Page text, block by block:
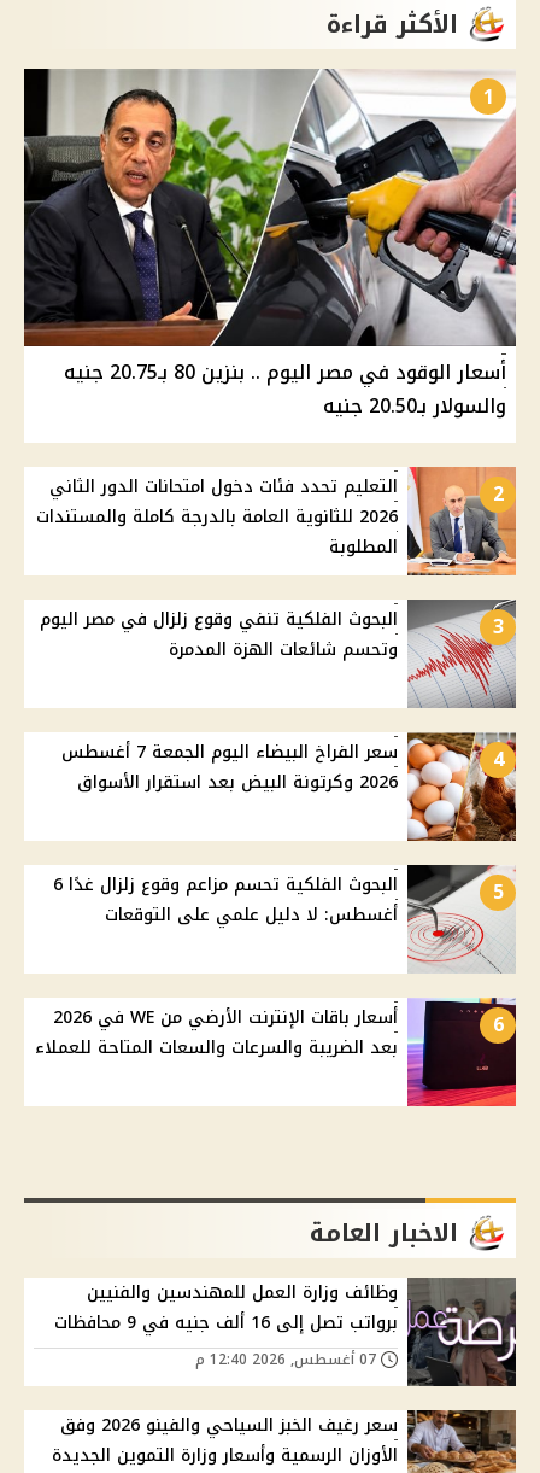
الأكثر قراءة
1
أسعار الوقود في مصر اليوم .. بنزين 80 بـ20.75 جنيه
والسولار بـ20.50 جنيه
2
التعليم تحدد فئات دخول امتحانات الدور الثاني
2026 للثانوية العامة بالدرجة كاملة والمستندات
المطلوبة
3
البحوث الفلكية تنفي وقوع زلزال في مصر اليوم
وتحسم شائعات الهزة المدمرة
4
سعر الفراخ البيضاء اليوم الجمعة 7 أغسطس
2026 وكرتونة البيض بعد استقرار الأسواق
5
البحوث الفلكية تحسم مزاعم وقوع زلزال غدًا 6
أغسطس: لا دليل علمي على التوقعات
6
أسعار باقات الإنترنت الأرضي من WE في 2026
بعد الضريبة والسرعات والسعات المتاحة للعملاء
الاخبار العامة
وظائف وزارة العمل للمهندسين والفنيين
برواتب تصل إلى 16 ألف جنيه في 9 محافظات
سعر رغيف الخبز السياحي والفينو 2026 وفق
الأوزان الرسمية وأسعار وزارة التموين الجديدة